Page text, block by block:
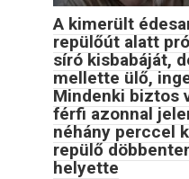
A kimerült
repülőút alatt
síró kisbabáját,
mellette ülő,
Mindenki biztos
férfi azonnal
néhány perccel
repülő
helyette